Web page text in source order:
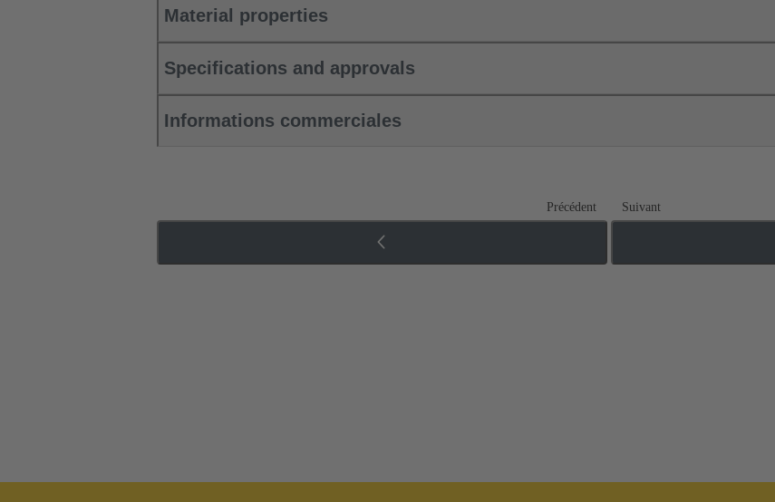
Material properties
Specifications and approvals
Informations commerciales
Précédent Suivant